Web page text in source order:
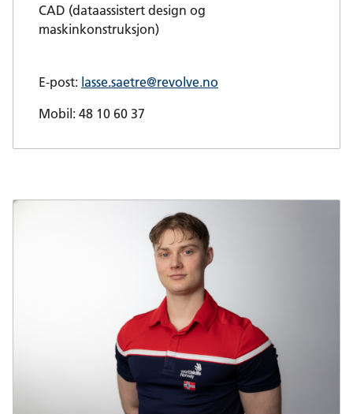
CAD (dataassistert design og
maskinkonstruksjon)
E-post: lasse.saetre@revolve.no
Mobil: 48 10 60 37